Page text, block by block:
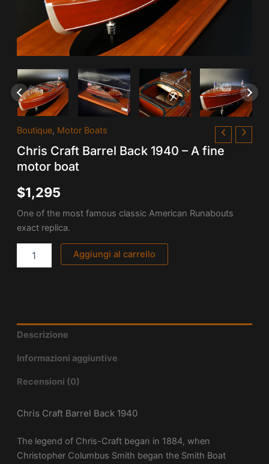
Boutique, Motor Boats
Chris Craft Barrel Back 1940 – A fine
motor boat
$1,295
One of the most famous classic American Runabouts
exact replica.
Chris
Barrel
Back
1940
-
A
fine
motor
quantità
Aggiungi al carrello
Descrizione
Informazioni aggiuntive
Recensioni (0)
Chris Craft Barrel Back 1940
The legend of Chris-Craft began in 1884, when
Christopher Columbus Smith began the Smith Boat